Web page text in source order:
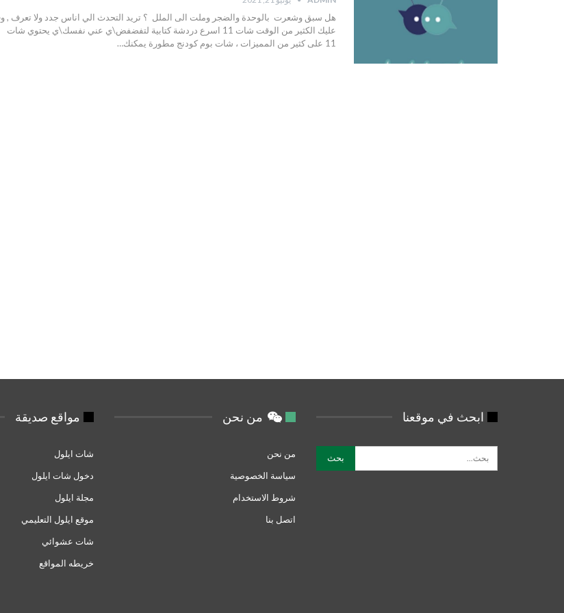
هل سبق وشعرت بالوحدة والضجر وملت الى الملل ؟ تريد التحدث الي اناس جدد ولا تعرف ,
عليك الكثير من الوقت شات 11 اسرع دردشة كتابية لتفضفض\ي عني نفسك\ي يحتوي شات
11 على كثير من المميزات ، شات بوم كودنج مطورة يمكنك…
ابحث في موقعنا من نحن
من نحن
سياسة الخصوصية
شروط الاستخدام
اتصل بنا
مواقع صديقة
شات ايلول
دخول شات ايلول
مجلة ايلول
موقع ايلول التعليمي
شات عشوائي
خريطه المواقع